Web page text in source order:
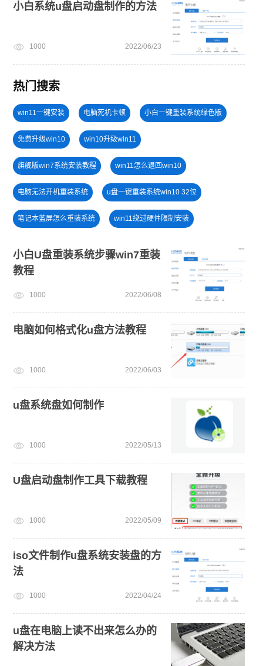
小白系统u盘启动盘制作的方法
1000 2022/06/23
热门搜索
win11一键安装 电脑死机卡顿 小白一键重装系统绿色版
免费升级win10 win10升级win11
旗舰版win7系统安装教程 win11怎么退回win10
电脑无法开机重装系统 u盘一键重装系统win10 32位
笔记本蓝屏怎么重装系统 win11绕过硬件限制安装
新手如何重装电脑系统win7 win11最低硬件要求
win11下载 小白一键重装系统win10教程 电脑开不了机
安装系统win7 win11系统重装
小白U盘重装系统步骤win7重装
教程
1000 2022/06/08
电脑如何格式化u盘方法教程
1000 2022/06/03
u盘系统盘如何制作
1000 2022/05/13
U盘启动盘制作工具下载教程
1000 2022/05/09
iso文件制作u盘系统安装盘的方
法
1000 2022/04/24
u盘在电脑上读不出来怎么办的
解决方法